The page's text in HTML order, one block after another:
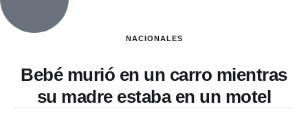
NACIONALES
Bebé murió en un carro mientras
su madre estaba en un motel